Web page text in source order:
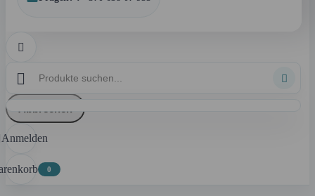

 
Anmelden
0